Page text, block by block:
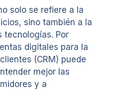
solo se refiere a la
sino también a la
tecnologías. Por
digitales para la
(CRM) puede
mejor las
y a